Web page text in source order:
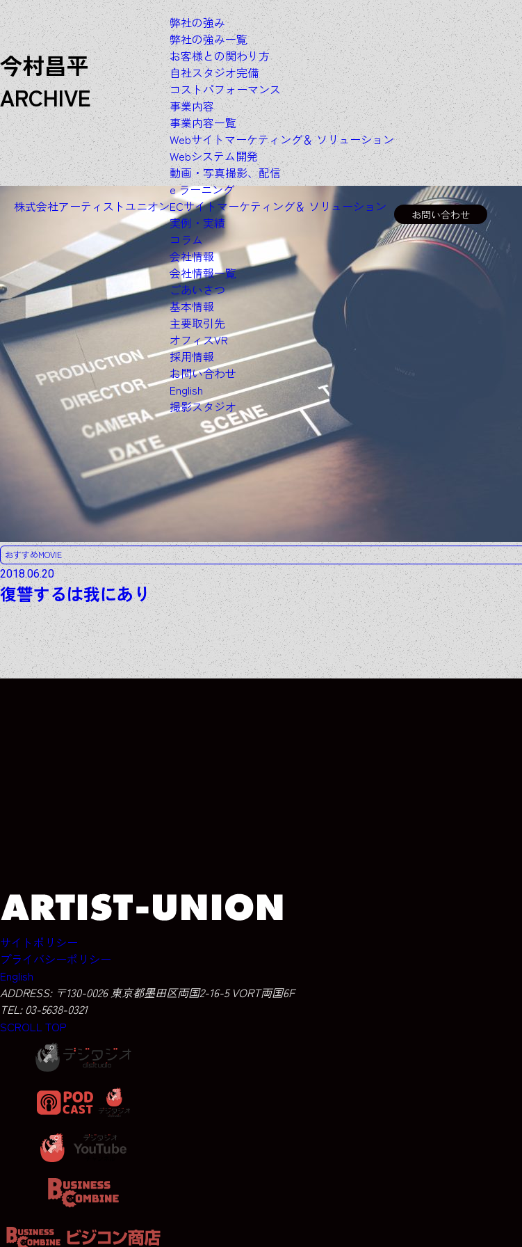
株式会社アーティストユニオン
弊社の強み
弊社の強み一覧
お客様との関わり方
自社スタジオ完備
コストパフォーマンス
事業内容
事業内容一覧
Webサイトマーケティング＆ソリューション
Webシステム開発
動画・写真撮影、配信
e ラーニング
ECサイトマーケティング＆ ソリューション
実例・実績
コラム
会社情報
会社情報一覧
ごあいさつ
基本情報
主要取引先
オフィスVR
採用情報
お問い合わせ
English
撮影スタジオ
お問い合わせ
今村昌平
ARCHIVE
おすすめMOVIE
2018.06.20
復讐するは我にあり
サイトポリシー
プライバシーポリシー
English
ADDRESS: 〒130-0026 東京都墨田区両国2-16-5 VORT両国6F
TEL: 03-5638-0321
SCROLL TOP